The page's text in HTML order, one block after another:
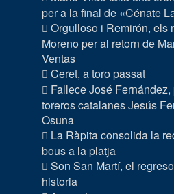
per a la final de «Cénate
Orgulloso i Remirón, els
Moreno per al retorn de
Ventas
Ceret, a toro passat
Fallece José
toreros catalanes Jesús
Osuna
La Ràpita consolida la
bous a la platja
Son San Martí, el
historia